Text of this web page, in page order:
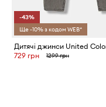
-43%
Ще -10% з кодом WEB*
729 грн
1299 грн